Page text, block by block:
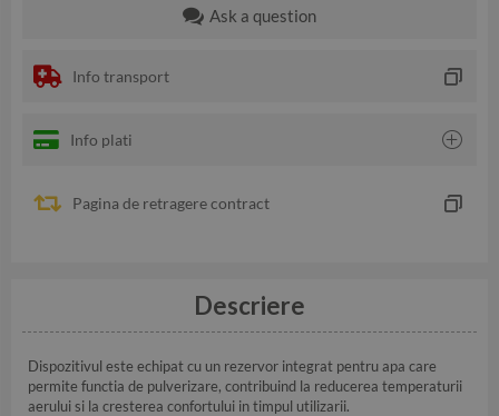
Ask a question
Info transport
Info plati
Pagina de retragere contract
Descriere
Dispozitivul este echipat cu un rezervor integrat pentru apa care
permite functia de pulverizare, contribuind la reducerea temperaturii
aerului si la cresterea confortului in timpul utilizarii.